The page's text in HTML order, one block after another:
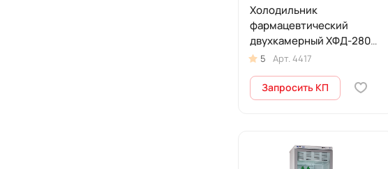
Холодильник
фармацевтический
двухкамерный ХФД-280
(140/140 л) с
дверями
5 Арт. 4417
Запросить КП